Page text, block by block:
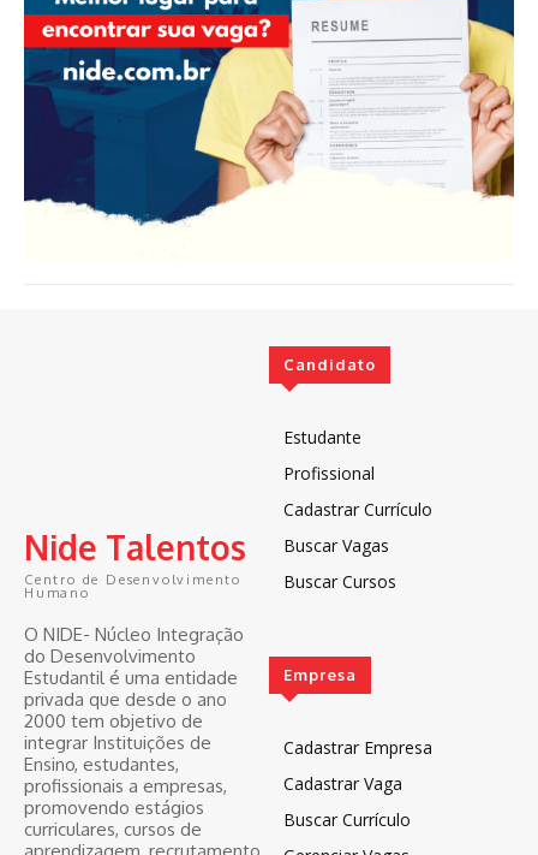
Nide Talentos
Centro de Desenvolvimento
Humano
O NIDE- Núcleo Integração
do Desenvolvimento
Estudantil é uma entidade
privada que desde o ano
2000 tem objetivo de
integrar Instituições de
Ensino, estudantes,
profissionais a empresas,
promovendo estágios
curriculares, cursos de
Candidato
Estudante
Profissional
Cadastrar Currículo
Buscar Vagas
Buscar Cursos
Empresa
Cadastrar Empresa
Cadastrar Vaga
Buscar Currículo